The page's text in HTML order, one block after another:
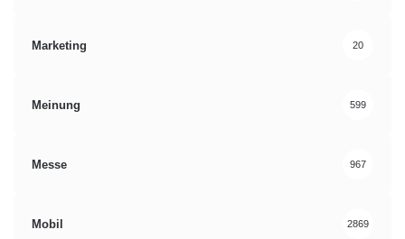
Marketing 20
Meinung 599
Messe 967
Mobil 2869